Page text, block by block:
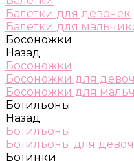
Балетки для девочек
Балетки для
Босоножки
Назад
Босоножки
Босоножки для
Босоножки для
Ботильоны
Назад
Ботильоны
Ботильоны для
Ботинки